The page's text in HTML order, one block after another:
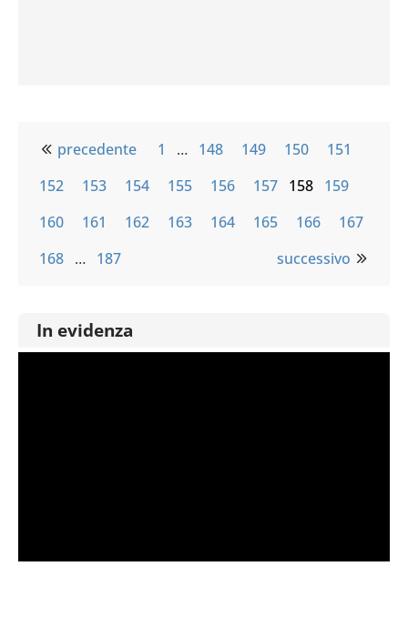
precedente 1 … 148 149 150
151
152
153 154 155 156 157 158 159
160
161 162 163 164 165 166
167
168 … 187 successivo
In evidenza